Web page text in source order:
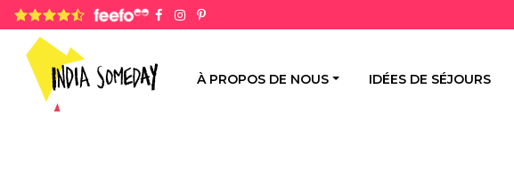
4.8 rating based on 1,234 ratings
À PROPOS DE NOUS IDÉES DE SÉJOURS